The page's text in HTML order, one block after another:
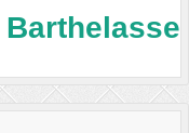
Barthelasse